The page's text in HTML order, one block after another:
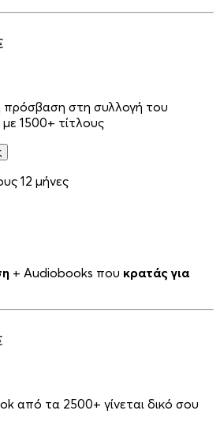
πρόσβαση στη συλλογή του
1500+ τίτλους
12 μήνες
+ Audiobooks που κρατάς για
από τα 2500+ γίνεται δικό σου